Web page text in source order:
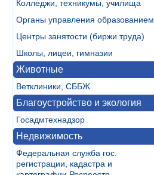
Колледжи, техникумы, училища
Органы управления образованием
Центры занятости (биржи труда)
Школы, лицеи, гимназии
Животные
Ветклиники, СББЖ
Благоустройство и экология
Госадмтехнадзор
Недвижимость
Федеральная служба гос.
регистрации, кадастра и